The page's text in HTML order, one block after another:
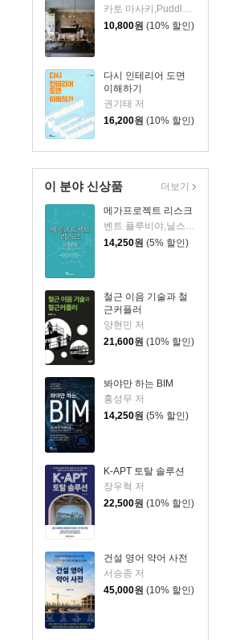
10,800원 (10% 할인)
다시 인테리어 도면
이해하기
권기태 저
16,200원 (10% 할인)
이 분야 신상품
메가프로젝트 리스크
14,250원 (5% 할인)
철근 이음 기술과 철
근커플러
양현민 저
21,600원 (10% 할인)
봐야만 하는 BIM
홍성무 저
14,250원 (5% 할인)
K-APT 토탈 솔루션
장우혁 저
22,500원 (10% 할인)
건설 영어 약어 사전
서승종 저
45,000원 (10% 할인)
더보기